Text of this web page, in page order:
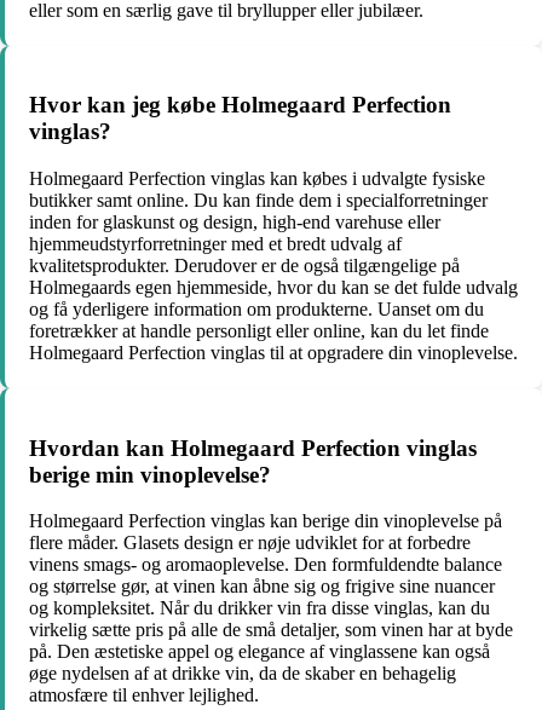
eller som en særlig gave til bryllupper eller jubilæer.
Hvor kan jeg købe Holmegaard Perfection
vinglas?
Holmegaard Perfection vinglas kan købes i udvalgte fysiske
butikker samt online. Du kan finde dem i specialforretninger
inden for glaskunst og design, high-end varehuse eller
hjemmeudstyrforretninger med et bredt udvalg af
kvalitetsprodukter. Derudover er de også tilgængelige på
Holmegaards egen hjemmeside, hvor du kan se det fulde udvalg
og få yderligere information om produkterne. Uanset om du
foretrækker at handle personligt eller online, kan du let finde
Holmegaard Perfection vinglas til at opgradere din vinoplevelse.
Hvordan kan Holmegaard Perfection vinglas
berige min vinoplevelse?
Holmegaard Perfection vinglas kan berige din vinoplevelse på
flere måder. Glasets design er nøje udviklet for at forbedre
vinens smags- og aromaoplevelse. Den formfuldendte balance
og størrelse gør, at vinen kan åbne sig og frigive sine nuancer
og kompleksitet. Når du drikker vin fra disse vinglas, kan du
virkelig sætte pris på alle de små detaljer, som vinen har at byde
på. Den æstetiske appel og elegance af vinglassene kan også
øge nydelsen af at drikke vin, da de skaber en behagelig
atmosfære til enhver lejlighed.